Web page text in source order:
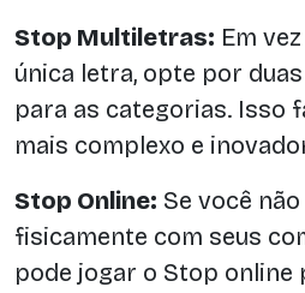
Stop Multiletras: Em
única letra, opte por
para as categorias. Isso
mais complexo e
Stop Online: Se você
fisicamente com seus
pode jogar o Stop online